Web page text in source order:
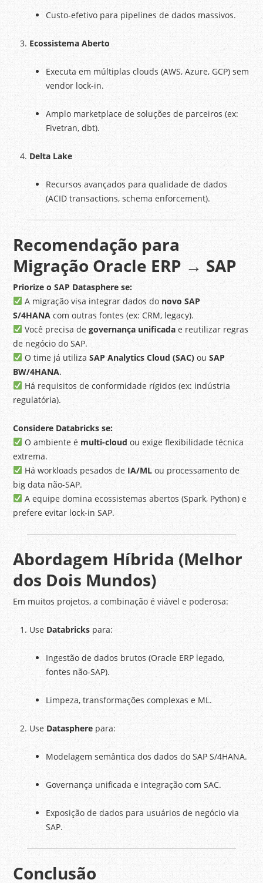
Custo-efetivo para pipelines de dados massivos.
Ecossistema Aberto
Executa em múltiplas clouds (AWS, Azure, GCP) sem
vendor lock-in.
Amplo marketplace de soluções de parceiros (ex:
Fivetran, dbt).
Delta Lake
Recursos avançados para qualidade de dados
(ACID transactions, schema enforcement).
Recomendação para
Migração Oracle ERP → SAP
Priorize o SAP Datasphere se:
A migração visa integrar dados donovo SAP
S/4HANA com outras fontes (ex: CRM, legacy).
Você precisa degovernança unificada e reutilizar regras
de negócio do SAP.
O time já utilizaSAP Analytics Cloud (SAC) ouSAP
BW/4HANA.
Há requisitos de conformidade rígidos (ex: indústria
regulatória).
Considere Databricks se:
O ambiente é multi-cloud ou exige flexibilidade técnica
extrema.
Há workloads pesados deIA/ML ou processamento de
big data não-SAP.
A equipe domina ecossistemas abertos (Spark, Python) e
prefere evitar lock-in SAP.
Abordagem Híbrida (Melhor
dos Dois Mundos)
Em muitos projetos, a combinação é viável e poderosa:
Use Databricks para:
Ingestão de dados brutos (Oracle ERP legado,
fontes não-SAP).
Limpeza, transformações complexas e ML.
Use Datasphere para:
Modelagem semântica dos dados do SAP S/4HANA.
Governança unificada e integração com SAC.
Exposição de dados para usuários de negócio via
SAP.
Conclusão